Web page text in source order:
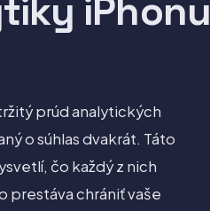
iPhonu
prúd analytických
o súhlas dvakrát. Táto
čo každý z nich
prestáva chrániť vaše